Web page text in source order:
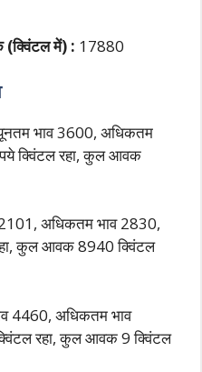
में) : 17880
भाव 3600, अधिकतम
क्विंटल रहा, कुल आवक
अधिकतम भाव 2830,
कुल आवक 8940 क्विंटल
4460, अधिकतम भाव
रहा, कुल आवक 9 क्विंटल